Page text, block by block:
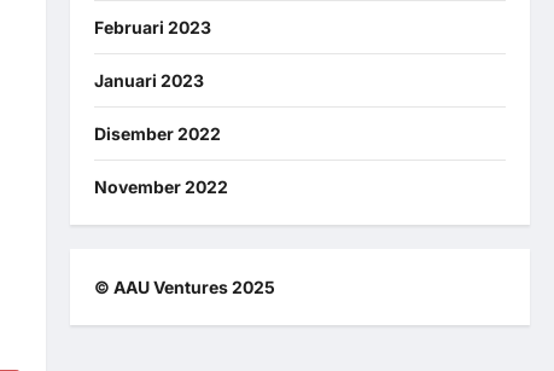
Februari 2023
Januari 2023
Disember 2022
November 2022
© AAU Ventures 2025